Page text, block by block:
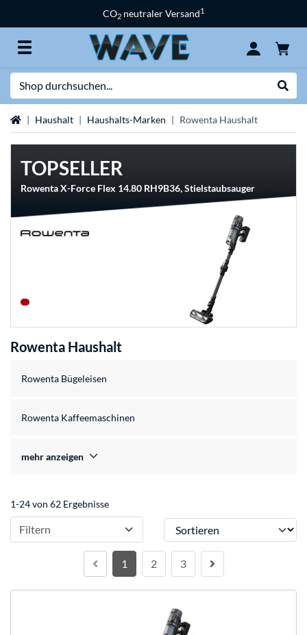
CO2 neutraler Versand1
StartseiteHaushalt Haushalts-Marken Rowenta Haushalt
TOPSELLER
Rowenta X-Force Flex 14.80 RH9B36, Stielstaubsauger
Rowenta Haushalt
Rowenta Bügeleisen
Rowenta Kaffeemaschinen
mehr anzeigen
1-24 von 62 Ergebnisse
Filtern Sortieren
1 2 3